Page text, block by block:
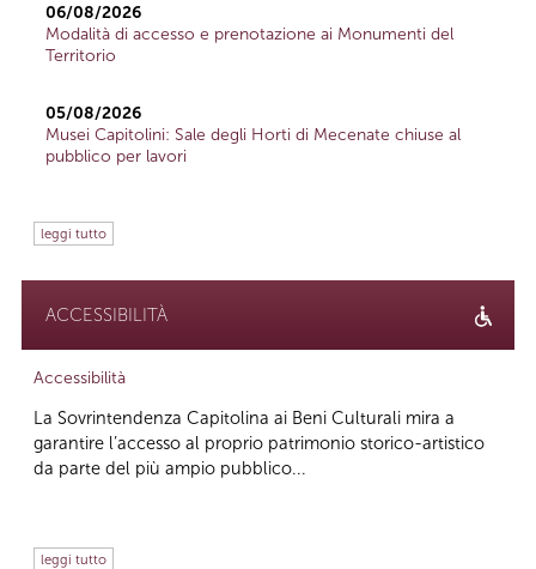
06/08/2026
Modalità di accesso e prenotazione ai Monumenti del
Territorio
05/08/2026
Musei Capitolini: Sale degli Horti di Mecenate chiuse al
pubblico per lavori
leggi tutto
ACCESSIBILITÀ
Accessibilità
La Sovrintendenza Capitolina ai Beni Culturali mira a
garantire l’accesso al proprio patrimonio storico-artistico
da parte del più ampio pubblico...
leggi tutto